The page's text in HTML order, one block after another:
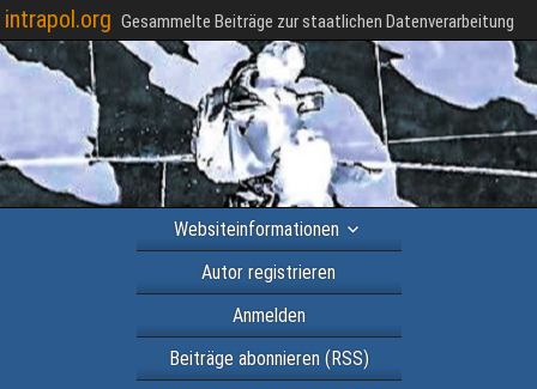
intrapol.org Gesammelte Beiträge zur staatlichen Datenverarbeitung
Websiteinformationen
Autor registrieren
Anmelden
Beiträge abonnieren (RSS)